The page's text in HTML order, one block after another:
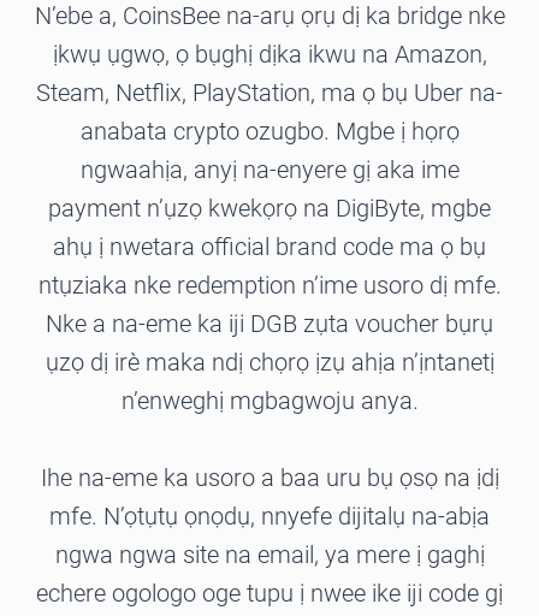
N’ebe a, CoinsBee na-arụ ọrụ dị ka bridge nke
ịkwụ ụgwọ, ọ bụghị dịka ikwu na Amazon,
Steam, Netflix, PlayStation, ma ọ bụ Uber na-
anabata crypto ozugbo. Mgbe ị họrọ
ngwaahịa, anyị na-enyere gị aka ime
payment n’ụzọ kwekọrọ na DigiByte, mgbe
ahụ ị nwetara official brand code ma ọ bụ
ntụziaka nke redemption n’ime usoro dị mfe.
Nke a na-eme ka iji DGB zụta voucher bụrụ
ụzọ dị irè maka ndị chọrọ ịzụ ahịa n’ịntanetị
n’enweghị mgbagwoju anya.
Ihe na-eme ka usoro a baa uru bụ ọsọ na ịdị
mfe. N’ọtụtụ ọnọdụ, nnyefe dijitalụ na-abịa
ngwa ngwa site na email, ya mere ị gaghị
echere ogologo oge tupu ị nwee ike iji code gị